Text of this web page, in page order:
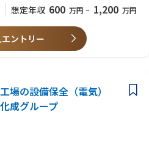
光ファイバー需要増に対応するため、
産能力の強化
器選定の経験
る人
想定年収 600 万円 ~ 1,200 万円
ントリー
場の設備保全（電気）
成グループ